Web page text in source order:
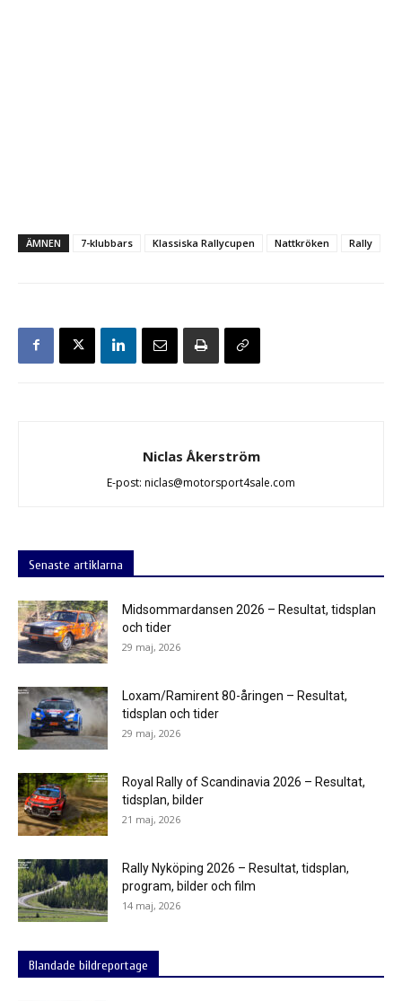
ÄMNEN 7-klubbars Klassiska Rallycupen Nattkröken Rally
Niclas Åkerström
E-post: niclas@motorsport4sale.com
Senaste artiklarna
Midsommardansen 2026 – Resultat, tidsplan
och tider
29 maj, 2026
Loxam/Ramirent 80-åringen – Resultat,
tidsplan och tider
29 maj, 2026
Royal Rally of Scandinavia 2026 – Resultat,
tidsplan, bilder
21 maj, 2026
Rally Nyköping 2026 – Resultat, tidsplan,
program, bilder och film
14 maj, 2026
Blandade bildreportage